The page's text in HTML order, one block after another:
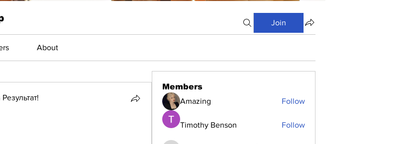
Join
About
Members
Amazing
Follow
Timothy Benson Follow